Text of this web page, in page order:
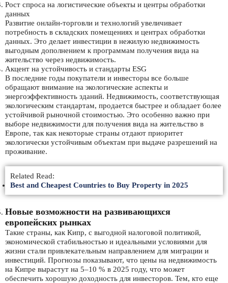
Рост спроса на логистические объекты и центры обработки
данных
Развитие онлайн-торговли и технологий увеличивает
потребность в складских помещениях и центрах обработки
данных. Это делает инвестиции в нежилую недвижимость
выгодным дополнением к программам получения вида на
жительство через недвижимость.
Акцент на устойчивость и стандарты ESG
В последние годы покупатели и инвесторы все больше
обращают внимание на экологические аспекты и
энергоэффективность зданий. Недвижимость, соответствующая
экологическим стандартам, продается быстрее и обладает более
устойчивой рыночной стоимостью. Это особенно важно при
выборе недвижимости для получения вида на жительство в
Европе, так как некоторые страны отдают приоритет
экологически устойчивым объектам при выдаче разрешений на
проживание.
Related Read:
Best and Cheapest Countries to Buy Property in 2025
Новые возможности на развивающихся
европейских рынках
Такие страны, как Кипр, с выгодной налоговой политикой,
экономической стабильностью и идеальными условиями для
жизни стали привлекательным направлением для миграции и
инвестиций. Прогнозы показывают, что цены на недвижимость
на Кипре вырастут на 5–10 % в 2025 году, что может
обеспечить хорошую доходность для инвесторов. Тем, кто еще